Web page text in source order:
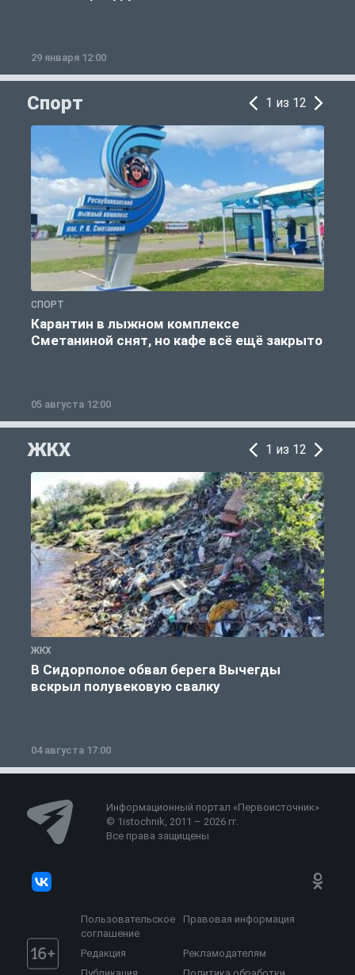
29 января 12:00
Спорт 1 из 12
СПОРТ
Карантин в лыжном комплексе
Сметаниной снят, но кафе всё ещё закрыто
05 августа 12:00
ЖКХ 1 из 12
ЖКХ
В Сидорполое обвал берега Вычегды
вскрыл полувековую свалку
04 августа 17:00
Информационный портал «Первоисточник»
© 1istochnik, 2011 – 2026 гг.
Все права защищены
Пользовательское
соглашение
Правовая информация
Редакция
Рекламодателям